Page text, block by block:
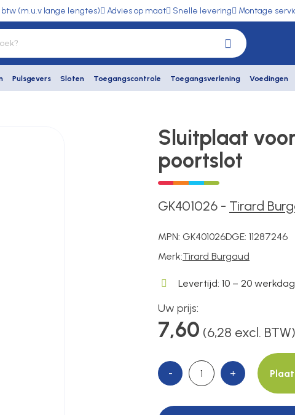
btw (m.u.v lange lengtes) Advies op maat Snelle levering Montage
Pulsgevers Sloten Toegangscontrole Toegangsverlening Voedingen
Sluitplaat
poortslot
GK401026 - Tirard
MPN: GK401026DGE: 11287246
Merk:Tirard Burgaud
Levertijd: 10 – 20
Uw prijs:
7,60 (6,28 excl. BTW)
- +